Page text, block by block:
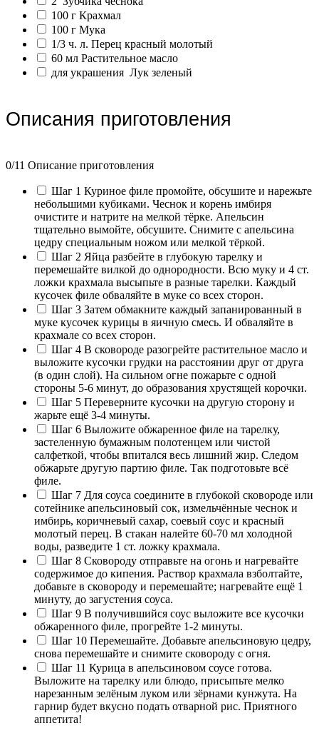
100 г Крахмал
100 г Мука
1/3 ч. л. Перец красный молотый
60 мл Растительное масло
для украшения Лук зеленый
Описания приготовления
0/11 Описание приготовления
Шаг 1 Куриное филе промойте, обсушите и нарежьте
небольшими кубиками. Чеснок и корень имбиря
очистите и натрите на мелкой тёрке. Апельсин
тщательно вымойте, обсушите. Снимите с апельсина
цедру специальным ножом или мелкой тёркой.
Шаг 2 Яйца разбейте в глубокую тарелку и
перемешайте вилкой до однородности. Всю муку и 4 ст.
ложки крахмала высыпьте в разные тарелки. Каждый
кусочек филе обваляйте в муке со всех сторон.
Шаг 3 Затем обмакните каждый запанированный в
муке кусочек курицы в яичную смесь. И обваляйте в
крахмале со всех сторон.
Шаг 4 В сковороде разогрейте растительное масло и
выложите кусочки грудки на расстоянии друг от друга
(в один слой). На сильном огне пожарьте с одной
стороны 5-6 минут, до образования хрустящей корочки.
Шаг 5 Переверните кусочки на другую сторону и
жарьте ещё 3-4 минуты.
Шаг 6 Выложите обжаренное филе на тарелку,
застеленную бумажным полотенцем или чистой
салфеткой, чтобы впитался весь лишний жир. Следом
обжарьте другую партию филе. Так подготовьте всё
филе.
Шаг 7 Для соуса соедините в глубокой сковороде или
сотейнике апельсиновый сок, измельчённые чеснок и
имбирь, коричневый сахар, соевый соус и красный
молотый перец. В стакан налейте 60-70 мл холодной
воды, разведите 1 ст. ложку крахмала.
Шаг 8 Сковороду отправьте на огонь и нагревайте
содержимое до кипения. Раствор крахмала взболтайте,
добавьте в сковороду и перемешайте; нагревайте ещё 1
минуту, до загустения соуса.
Шаг 9 В получившийся соус выложите все кусочки
обжаренного филе, прогрейте 1-2 минуты.
Шаг 10 Перемешайте. Добавьте апельсиновую цедру,
снова перемешайте и снимите сковороду с огня.
Шаг 11 Курица в апельсиновом соусе готова.
Выложите на тарелку или блюдо, присыпьте мелко
нарезанным зелёным луком или зёрнами кунжута. На
гарнир будет вкусно подать отварной рис. Приятного
аппетита!